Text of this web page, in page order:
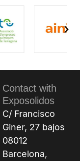
Contact with
Exposolidos
C/ Francisco
Giner, 27 bajos
08012
Barcelona,